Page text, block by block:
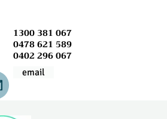
1300 381 067
0478 621 589
0402 296 067
email